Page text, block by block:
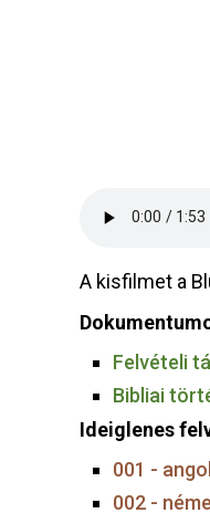
A kisfilmet a
Felvételi
Bibliai
Ideiglenes
001 -
002 -